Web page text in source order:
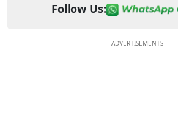
Follow Us:
ADVERTISEMENTS